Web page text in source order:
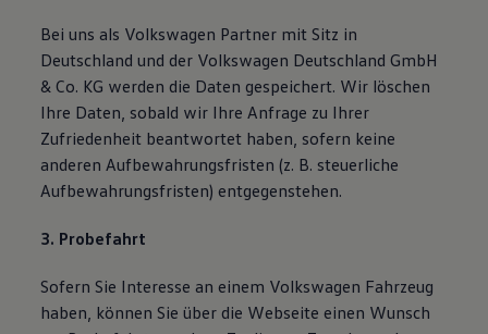
Bei uns als Volkswagen Partner mit Sitz in
Deutschland und der Volkswagen Deutschland GmbH
& Co. KG werden die Daten gespeichert. Wir löschen
Ihre Daten, sobald wir Ihre Anfrage zu Ihrer
Zufriedenheit beantwortet haben, sofern keine
anderen Aufbewahrungsfristen (z. B. steuerliche
Aufbewahrungsfristen) entgegenstehen.
3. Probefahrt
Sofern Sie Interesse an einem Volkswagen Fahrzeug
haben, können Sie über die Webseite einen Wunsch